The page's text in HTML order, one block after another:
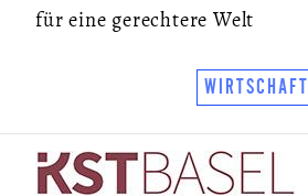
für eine gerechtere Welt
WIRTSCHAFT